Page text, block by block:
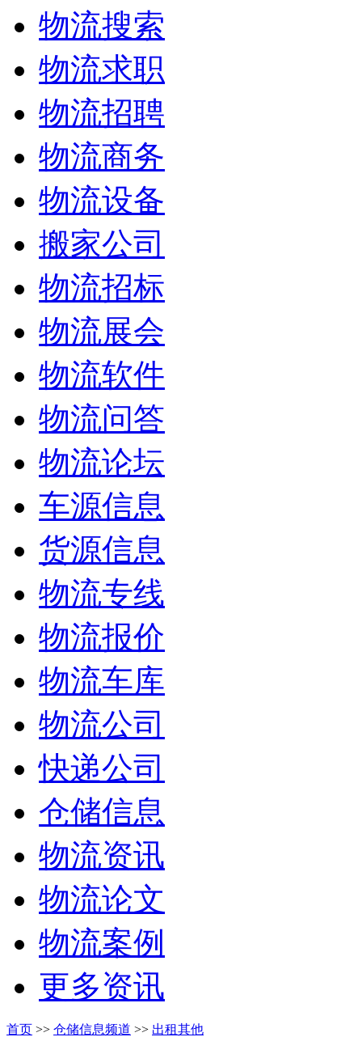
物流搜索
物流求职
物流招聘
物流商务
物流设备
搬家公司
物流招标
物流展会
物流软件
物流问答
物流论坛
车源信息
货源信息
物流专线
物流报价
物流车库
物流公司
快递公司
仓储信息
物流资讯
物流论文
物流案例
更多资讯
首页 >> 仓储信息频道 >> 出租其他